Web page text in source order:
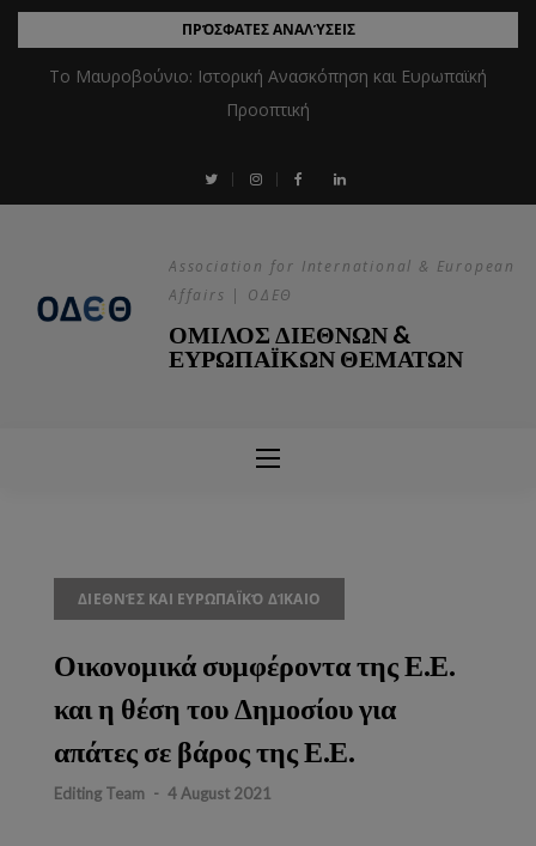
ΠΡΌΣΦΑΤΕΣ ΑΝΑΛΎΣΕΙΣ
Το Μαυροβούνιο: Ιστορική Ανασκόπηση και Ευρωπαϊκή
Προοπτική
Association for International & European
Affairs | ΟΔΕΘ
ΟΜΙΛΟΣ ΔΙΕΘΝΩΝ &
ΕΥΡΩΠΑΪΚΩΝ ΘΕΜΑΤΩΝ
ΔΙΕΘΝΈΣ ΚΑΙ ΕΥΡΩΠΑΪΚΌ ΔΊΚΑΙΟ
Οικονομικά συμφέροντα της Ε.Ε.
και η θέση του Δημοσίου για
απάτες σε βάρος της Ε.Ε.
Editing Team - 4 August 2021